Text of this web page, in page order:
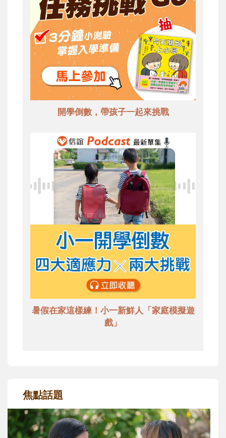
開學倒數，帶孩子一起來挑戰
暑假在家這樣練！小一新鮮人「家庭模擬遊
戲」
焦點話題